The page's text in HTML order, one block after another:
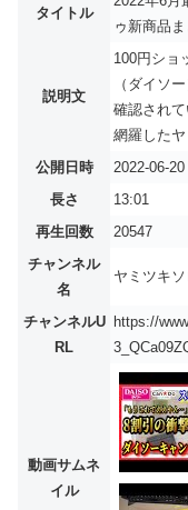
タイトル
ゥ新商品
説明文
100円ショ
（ダイソ
確認され
網羅したヤ
公開日時
2022-06-
長さ
13:01
再生回数
20547
チャンネル
名
ヤミツキ
チャンネルU
RL
https://
動画サムネ
イル